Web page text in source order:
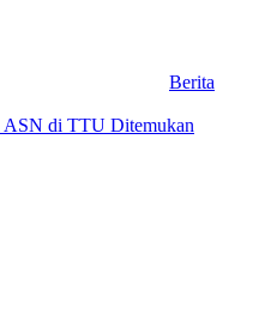
Berita
ASN di TTU Ditemukan